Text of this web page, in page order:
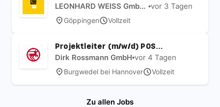
(m/w/d)
LEONHARD WEISS GmbH & Co. KG •vor 3 Tagen
Göppingen Vollzeit
Projektleiter (m/w/d) POS
International
Dirk Rossmann GmbH•vor 4 Tagen
Burgwedel bei Hannover Vollzeit
Zu allen Jobs